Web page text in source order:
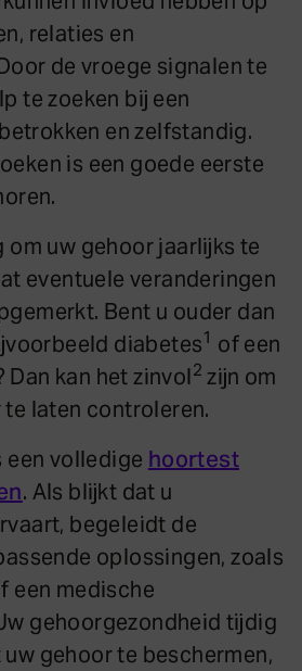
relaties en
de vroege signalen te
te zoeken bij een
en zelfstandig.
is een goede eerste
om uw gehoor jaarlijks te
eventuele veranderingen
Bent u ouder dan
diabetes1 of een
kan het zinvol2 zijn om
laten controleren.
een volledige hoortest
. Als blijkt dat u
begeleidt de
oplossingen, zoals
een medische
gehoorgezondheid tijdig
gehoor te beschermen,